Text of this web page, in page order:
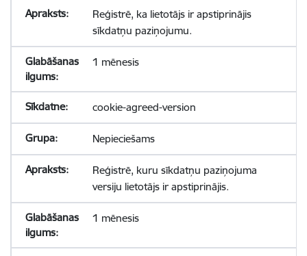
Reģistrē, ka lietotājs ir apstiprinājis
sīkdatņu paziņojumu.
1 mēnesis
cookie-agreed-version
Nepieciešams
Reģistrē, kuru sīkdatņu paziņojuma
versiju lietotājs ir apstiprinājis.
1 mēnesis